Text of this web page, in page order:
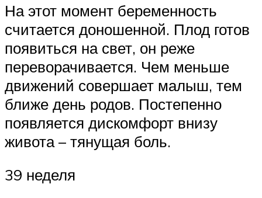
На этот момент беременность
считается доношенной. Плод готов
появиться на свет, он реже
переворачивается. Чем меньше
движений совершает малыш, тем
ближе день родов. Постепенно
появляется дискомфорт внизу
живота – тянущая боль.
39 неделя